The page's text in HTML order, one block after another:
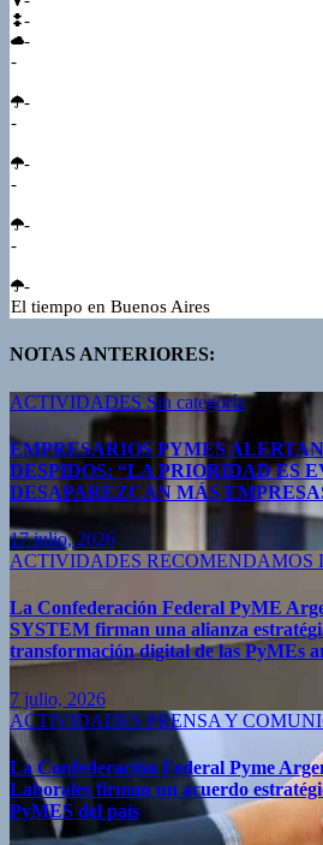
-
-
-
-
-
-
-
-
-
-
El tiempo en Buenos Aires
NOTAS ANTERIORES:
ACTIVIDADES Sin categoría
EMPRESARIOS PYMES
DESPIDOS: “LA PRIORIDAD ES
DESAPAREZCAN MÁS
17 julio, 2026
ACTIVIDADES RECOMENDAMOS
La Confederación Federal PyME
SYSTEM firman una alianza
transformación digital de las PyMEs
7 julio, 2026
ACTIVIDADES PRENSA Y
La Confederación Federal Pyme
Laborales firman un acuerdo
PyMES del país